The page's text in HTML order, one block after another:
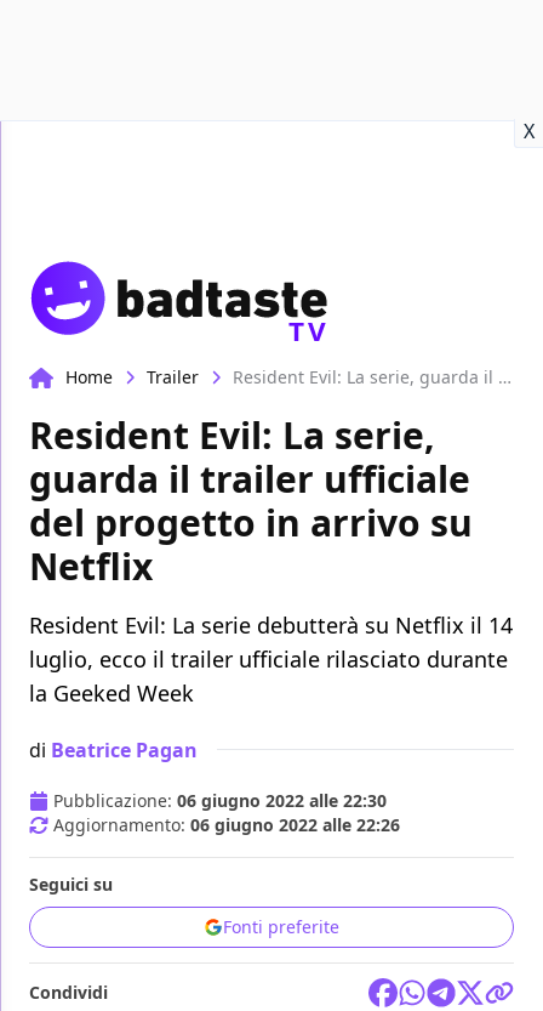
X
TV
Home Trailer Resident Evil: La serie, guarda il trailer ufficiale del progetto in arrivo su Netflix
Resident Evil: La serie,
guarda il trailer ufficiale
del progetto in arrivo su
Netflix
Resident Evil: La serie debutterà su Netflix il 14
luglio, ecco il trailer ufficiale rilasciato durante
la Geeked Week
di Beatrice Pagan
Pubblicazione: 06 giugno 2022 alle 22:30
Aggiornamento: 06 giugno 2022 alle 22:26
Seguici su
Fonti preferite
Condividi